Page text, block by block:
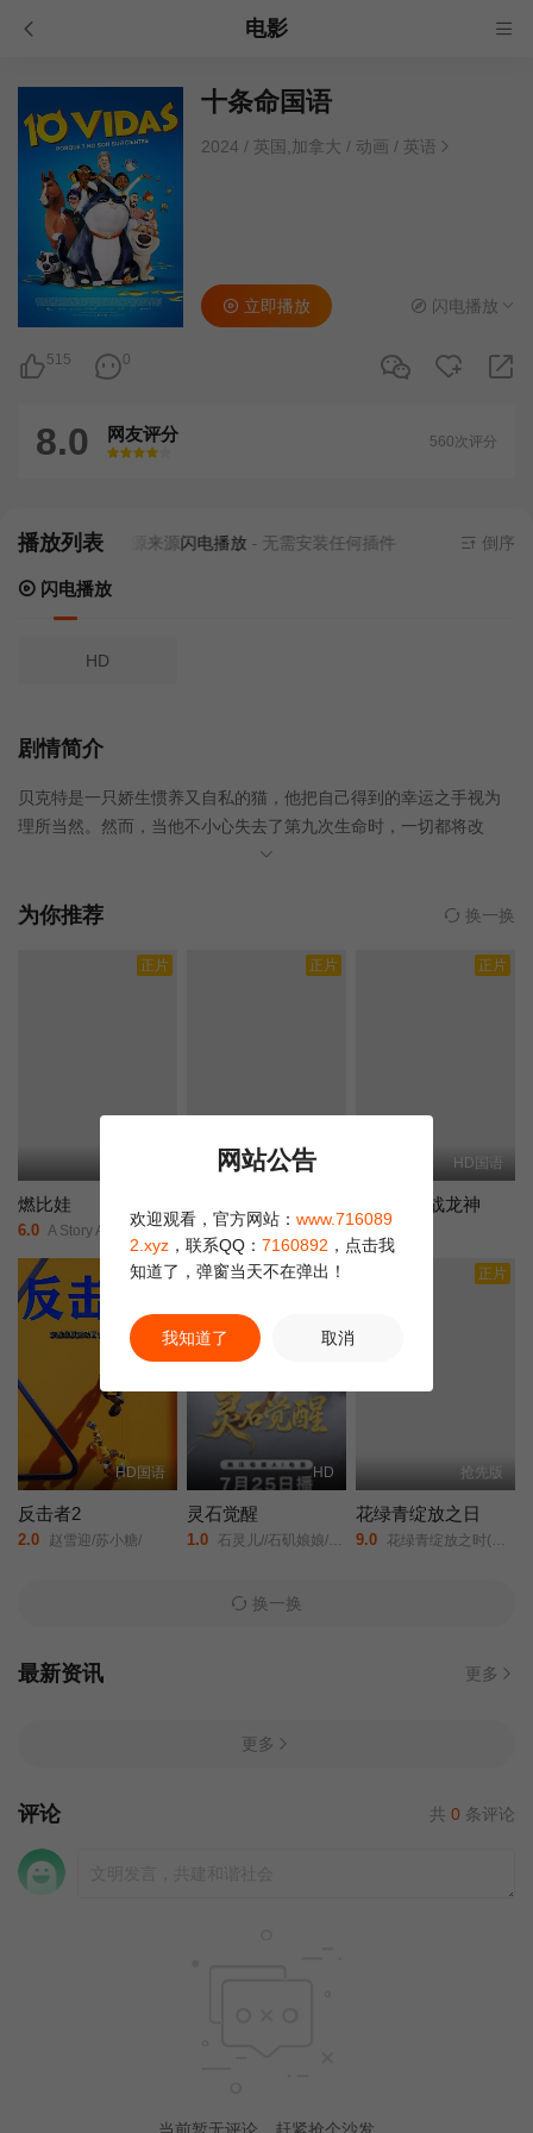
电影
十条命国语
2024 / 英国,加拿大 / 动画 / 英语
515 0
立即播放 闪电播放
8.0 网友评分
很差
较差还行推荐力荐
560次评分
播放列表当前资源来源闪电播放- 无需安装任何插件 倒序
闪电播放
HD
剧情简介
贝克特是一只娇生惯养又自私的猫，他把自己得到的幸运之手视为
理所当然。然而，当他不小心失去了第九次生命时，一切都将改
变。面对不可避免的事情，他恳求允许他回到完美的生活中去。当
门人允许他带着新的生命回到地球。然而，他并没有立即意识到，
都给他上了宝贵而及时的一课。这是一次旅行，贝克特从一个自我
为你推荐 换一换
正片
燃比娃
6.0 A Story About Fire/
正片
HD中字
2.0 剧场版/我内心的糟糕念头(台)/The Dangers in My Heart: The Movie/
正片
HD国语
哪吒之决战龙神
6.0
HD国语
反击者2
2.0 赵雪迎/苏小糖/
正片
HD
灵石觉醒
1.0 石灵儿//石矶娘娘/太白金星/牛魔王/
正片
抢先版
花绿青绽放之日
9.0 花绿青绽放之时(港/台)/新的黎明/A New Dawn/Une aube nouvelle/
换一换
最新资讯 更多
更多
评论 共 0 条评论
当前暂无评论，赶紧抢个沙发
网站公告
欢迎观看，官方网站： www.716089
2.xyz ，联系QQ： 7160892 ，点击我
知道了，弹窗当天不在弹出！
我知道了 取消